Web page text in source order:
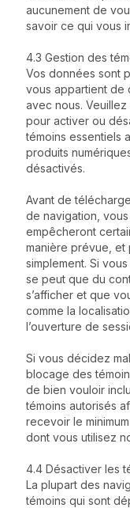
aucunement de
savoir ce qui vous
4.3 Gestion des
Vos données sont
vous appartient de
avec nous.
pour activer ou
témoins essentiels
produits
désactivés.
Avant de
de navigation,
empêcheront
manière prévue, et
simplement. Si
se peut que du
s’afficher et que
comme la
l’ouverture de
Si vous décidez
blocage des
de bien vouloir
témoins autorisés
recevoir le
dont vous utilisez
4.4 Désactiver les
La plupart des
témoins qui sont